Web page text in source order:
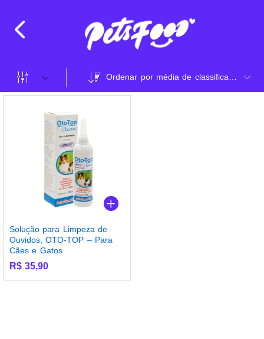
Solução para Limpeza de
Ouvidos, OTO-TOP – Para
Cães e Gatos
R$ 35,90